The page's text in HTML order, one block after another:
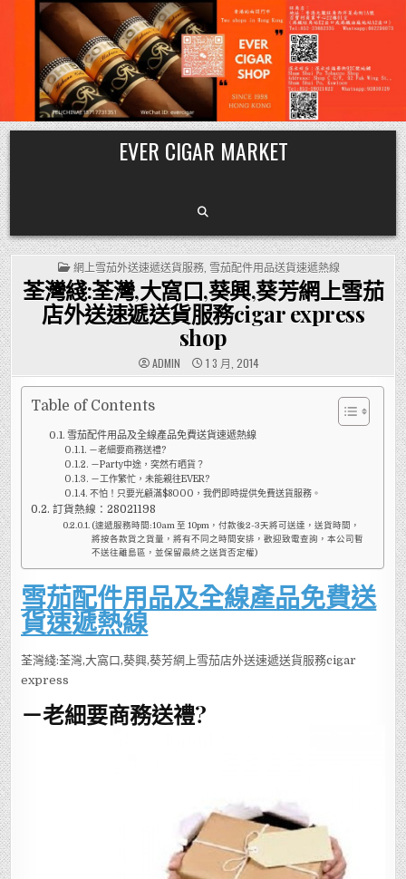
Skip
to
content
EVER CIGAR MARKET
POSTED
IN
網上雪茄外送速遞送貨服務, 雪茄配件用品送貨速遞熱線
荃灣綫:荃灣,大窩口,葵興,葵芳網上雪茄
店外送速遞送貨服務cigar express
shop
ADMIN 1 3 月, 2014
Table of Contents
雪茄配件用品及全線產品免費送貨速遞熱線
－老細要商務送禮?
－Party中途，突然冇晒貨？
－工作繁忙，未能親往EVER?
不怕！只要光顧滿$8000，我們即時提供免費送貨服務。
訂貨熱線：28021198
(速遞服務時間:10am 至 10pm，付款後2-3天將可送達，送貨時間，
將按各款貨之貨量，將有不同之時間安排，歡迎致電查詢，本公司暫
不送往離島區，並保留最終之送貨否定權)
雪茄配件用品及全線產品免費送
貨速遞熱線
荃灣綫:荃灣,大窩口,葵興,葵芳網上雪茄店外送速遞送貨服務cigar
express
－老細要商務送禮?